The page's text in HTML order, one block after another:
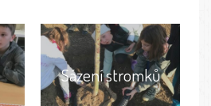
Sázení stromků